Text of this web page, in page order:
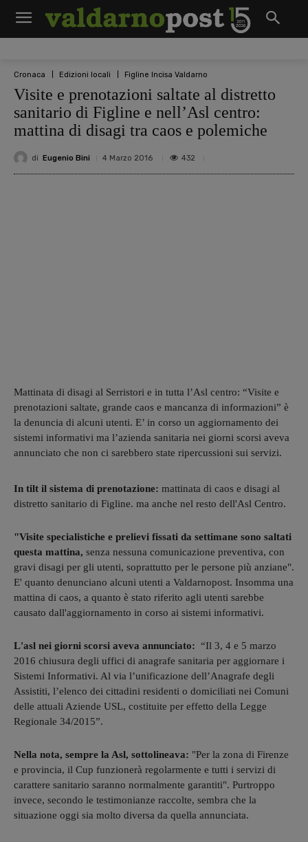
Cronaca Edizioni locali Figline Incisa Valdarno
Visite e prenotazioni saltate al distretto
sanitario di Figline e nell’Asl centro:
mattina di disagi tra caos e polemiche
di Eugenio Bini 4 Marzo 2016 432
Mattinata di disagi al Serristori e in tutta l’Asl centro: “Visite e
prenotazioni saltate, grande caos e mancanza di informazioni” è
la denuncia di alcuni utenti. E’ in corso un aggiornamento dei
sistemi informativi ma l’azienda sanitaria nei giorni scorsi aveva
annunciato che non ci sarebbero state ripercussioni sui servizi.
In tilt il sistema di prenotazione: mattinata di caos e disagi al
distretto sanitario di Figline. ma anche nel resto dell'Asl Centro.
"Visite specialistiche e prelievi fissati da settimane sono saltati
questa mattina, senza nessuna comunicazione preventiva, con
gravi disagi per gli utenti, soprattutto per le persone più anziane".
E' quanto denunciano alcuni utenti a Valdarnopost. Insomma una
mattina di caos, a quanto è stato riferito agli utenti sarebbe
causato dall'aggiornamento in corso ai sistemi informativi.
L'asl nei giorni scorsi aveva annunciato: “Il 3, 4 e 5 marzo
2016 chiusura degli uffici di anagrafe sanitaria per aggiornare i
Sistemi Informativi. Al via l’unificazione dell’Anagrafe degli
Assistiti, l’elenco dei cittadini residenti o domiciliati nei Comuni
delle attuali Aziende USL, costituite per effetto della Legge
Regionale 34/2015”.
Nella nota, sempre la Asl, sottolineava: "Per la zona di Firenze
e provincia, il Cup funzionerà regolarmente e tutti i servizi di
carattere sanitario saranno normalmente garantiti". Purtroppo
invece, secondo le testimonianze raccolte, sembra che la
situazione oggi sia molto diversa da quella annunciata.